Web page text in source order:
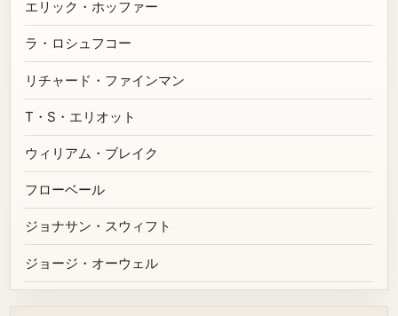
エリック・ホッファー
ラ・ロシュフコー
リチャード・ファインマン
T・S・エリオット
ウィリアム・ブレイク
フローベール
ジョナサン・スウィフト
ジョージ・オーウェル